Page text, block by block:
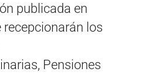
publicada en
recepcionarán los
Pensiones